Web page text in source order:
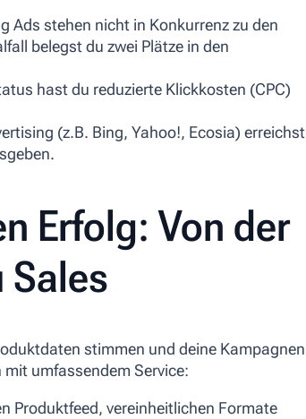
Ads stehen nicht in Konkurrenz zu den
belegst du zwei Plätze in den
hast du reduzierte Klickkosten (CPC)
(z.B. Bing, Yahoo!, Ecosia) erreichst
Erfolg: Von der
Sales
stimmen und deine Kampagnen
umfassendem Service:
Produktfeed, vereinheitlichen Formate